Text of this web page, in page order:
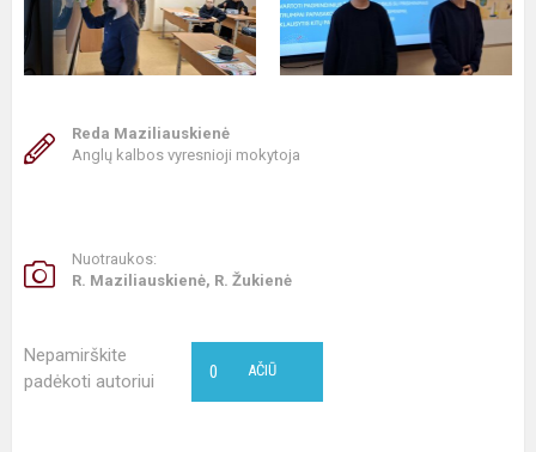
Reda Maziliauskienė
Anglų kalbos vyresnioji mokytoja
Nuotraukos:
R. Maziliauskienė, R. Žukienė
Nepamirškite
padėkoti autoriui
AČIŪ
0